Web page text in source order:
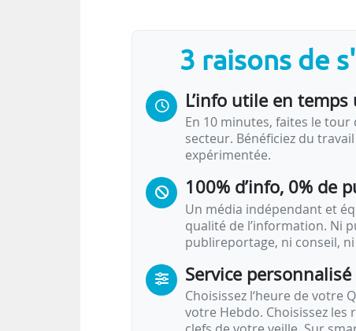
avaient reçu une ou plusieurs
premier et le septième jour, 125
proposition, soit une progression
3 raisons de
L’info utile en
En 10 minutes, faites le tour
secteur. Bénéficiez du
expérimentée.
100% d’info, 0% de
Un média indépendant et
qualité de l’information. Ni
publireportage, ni conseil,
Service personnalisé
Choisissez l‘heure de votre
votre Hebdo. Choisissez les